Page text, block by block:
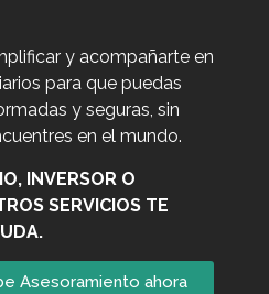
y acompañarte en
para que puedas
y seguras, sin
en el mundo.
INVERSOR O
SERVICIOS TE
Asesoramiento ahora